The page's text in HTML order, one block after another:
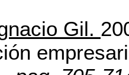
Gil.